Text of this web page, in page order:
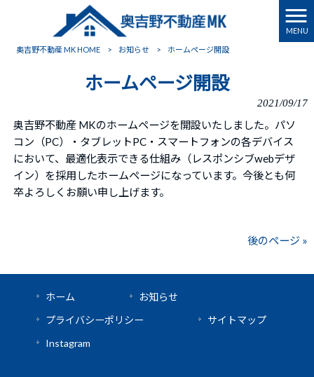
MENU
奥吉野不動産 MK HOME > お知らせ > ホームページ開設
ホームページ開設
2021/09/17
奥吉野不動産 MKのホームページを開設いたしました。パソ
コン（PC）・タブレットPC・スマートフォンの各デバイス
において、最適化表示できる仕組み（レスポンシブwebデザ
イン）を採用したホームページになっています。今後とも何
卒よろしくお願い申し上げます。
後のページ »
ホーム
お知らせ
プライバシーポリシー
サイトマップ
Instagram